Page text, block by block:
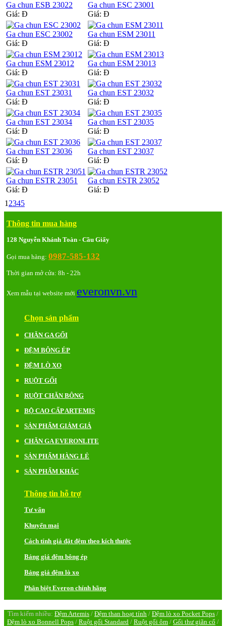
Ga chun ESB 23022
Giá: Đ
Ga chun ESC 23001
Giá: Đ
Ga chun ESC 23002
Giá: Đ
Ga chun ESM 23011
Giá: Đ
Ga chun ESM 23012
Giá: Đ
Ga chun ESM 23013
Giá: Đ
Ga chun EST 23031
Giá: Đ
Ga chun EST 23032
Giá: Đ
Ga chun EST 23034
Giá: Đ
Ga chun EST 23035
Giá: Đ
Ga chun EST 23036
Giá: Đ
Ga chun EST 23037
Giá: Đ
Ga chun ESTR 23051
Giá: Đ
Ga chun ESTR 23052
Giá: Đ
1 2345
Thông tin mua hàng
128 Nguyễn Khánh Toàn - Cầu Giấy
Gọi mua hàng: 0987-585-132
Thời gian mở cửa: 8h - 22h
Xem mẫu tại website mới everonvn.vn
Chọn sản phẩm
CHĂN GA GỐI
ĐỆM BÔNG ÉP
ĐỆM LÒ XO
RUỘT GỐI
RUỘT CHĂN BÔNG
BỘ CAO CẤP ARTEMIS
SẢN PHẨM GIẢM GIÁ
CHĂN GA EVERONLITE
SẢN PHẨM HÀNG LẺ
SẢN PHẨM KHÁC
Thông tin hỗ trợ
Tư vấn
Khuyến mại
Cách tính giá đặt đệm theo kích thước
Bảng giá đệm bông ép
Bảng giá đệm lò xo
Phân biệt Everon chính hãng
Tìm kiếm nhiều: Đệm Artemis / Đệm than hoạt tính / Đệm lò xo Pocket Pops /
Đệm lò xo Bonnell Pops / Ruột gối Standard / Ruột gối ôm / Gối thư giãn cổ /